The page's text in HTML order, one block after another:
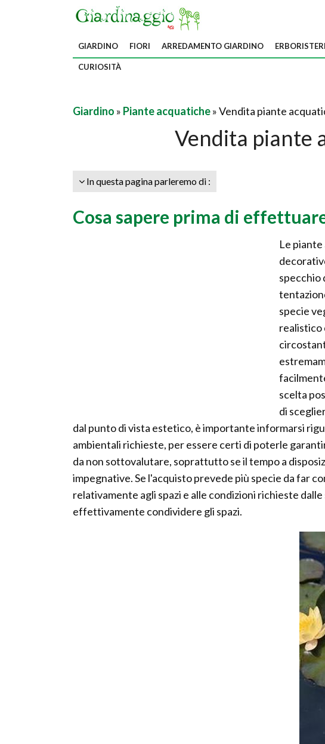
GIARDINO FIORI ARREDAMENTO GIARDINO
CURIOSITÀ
Giardino » Piante acquatiche» Vendita piante
Vendita piante
In questa pagina parleremo di :
Cosa sapere prima di
Le
specchio
specie
realistico
scelta
di
dal punto di vista estetico, è importante informarsi
ambientali richieste, per essere certi di poterle
da non sottovalutare, soprattutto se il tempo a
impegnative. Se l'acquisto prevede più specie da far
relativamente agli spazi e alle condizioni richieste
effettivamente condividere gli spazi.